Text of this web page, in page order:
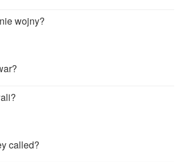
wojny?
called?